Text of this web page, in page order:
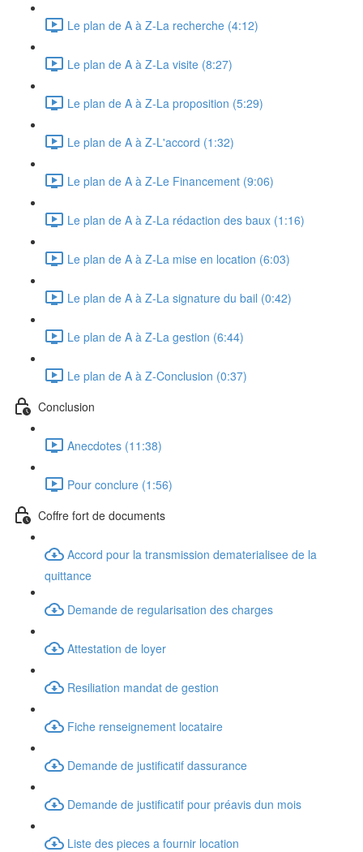
Le plan de A à Z-La recherche (4:12)
Le plan de A à Z-La visite (8:27)
Le plan de A à Z-La proposition (5:29)
Le plan de A à Z-L'accord (1:32)
Le plan de A à Z-Le Financement (9:06)
Le plan de A à Z-La rédaction des baux (1:16)
Le plan de A à Z-La mise en location (6:03)
Le plan de A à Z-La signature du bail (0:42)
Le plan de A à Z-La gestion (6:44)
Le plan de A à Z-Conclusion (0:37)
Conclusion
Anecdotes (11:38)
Pour conclure (1:56)
Coffre fort de documents
Accord pour la transmission dematerialisee de la
quittance
Demande de regularisation des charges
Attestation de loyer
Resiliation mandat de gestion
Fiche renseignement locataire
Demande de justificatif dassurance
Demande de justificatif pour préavis dun mois
Liste des pieces a fournir location